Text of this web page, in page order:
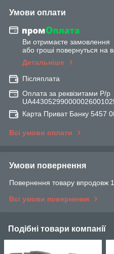
Умови оплати
Ви отримаєте замовлення
або гроші повернуться на
Детальніше
Післяплата
Оплата за реквізитами Р/р
Карта Приват Банку 5457
Всі умови оплати
Умови повернення
Повернення товару впродовж
Всі умови повернення
Подібні товари компанії